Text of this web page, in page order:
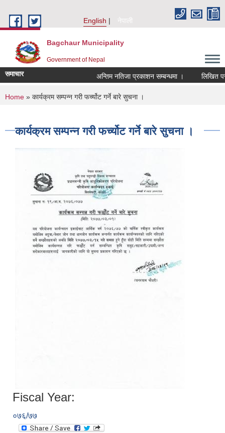
English
नेपाली
Bagchaur Municipality
Government of Nepal
समाचार अन्तिम नतिजा प्रकाशन सम्बन्धमा । लिखित
You are here
Home » कार्यक्रम सम्पन्न गरी फर्च्योट गर्ने बारे सुचना ।
कार्यक्रम सम्पन्न गरी फर्च्योट गर्ने बारे सुचना ।
Fiscal Year:
०७६/७७